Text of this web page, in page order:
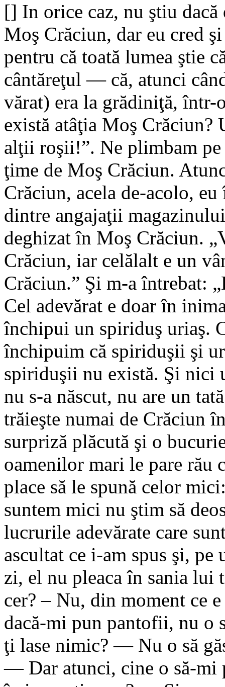
[] In orice caz, nu ştiu
Moş Crăciun, dar eu cred
pentru că toată lumea ştie
cântăreţul — că, atunci
vărat) era la grădiniţă, într-
există atâţia Moş
alţii roşii!”. Ne plimbam
ţime de Moş Crăciun.
Cră­ciun, acela de-acolo,
dintre angajaţii
deghizat în Moş Crăciun.
Crăciun, iar celălalt e un
Crăciun.” Şi m-a întrebat:
Cel adevărat e doar în
închipui un spiriduş uriaş.
închipuim că spiriduşii şi
spiriduşii nu există. Şi nici
nu s-a născut, nu are un
trăieşte numai de Crăciun
surpriză plăcută şi o
oamenilor mari le pare rău
place să le spună celor
suntem mici nu ştim să
lucrurile adevărate care
ascultat ce i-am spus şi,
zi, el nu pleaca în sania lui
cer? – Nu, din moment ce
dacă-mi pun pantofii, nu o
ţi lase nimic? — Nu o să
— Dar atunci, cine o să-mi